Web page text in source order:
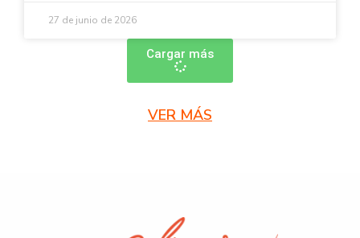
27 de junio de 2026
Cargar más
VER MÁS